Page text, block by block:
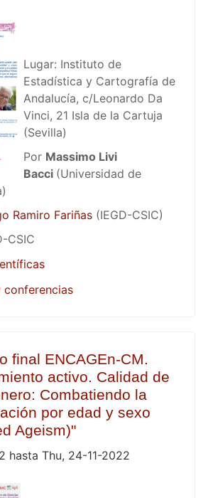
Lugar: Instituto de
Estadística y Cartografía de
Andalucía, c/Leonardo Da
Vinci, 21 Isla de la Cartuja
(Sevilla)
Por Massimo Livi
Bacci (Universidad de
Ramiro Fariñas(IEGD-CSIC)
CSIC
conferencias
final ENCAGEn-CM.
activo. Calidad de
Combatiendo la
por edad y sexo
Ageism)"
hasta Thu, 24-11-2022